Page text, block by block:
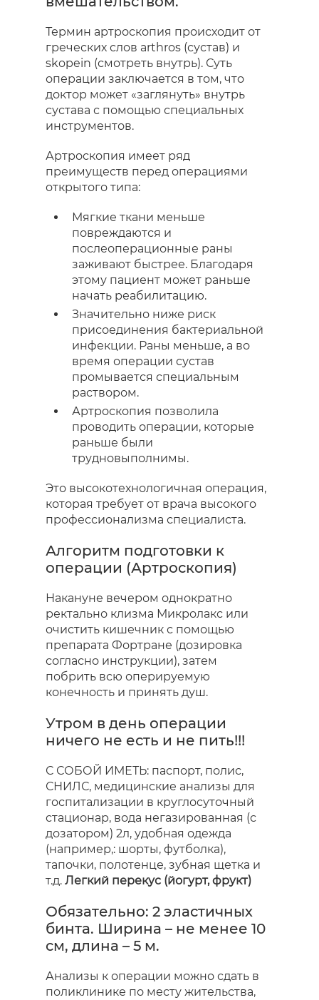
Термин артроскопия происходит от
греческих слов arthros (сустав) и
skopein (смотреть внутрь). Суть
операции заключается в том, что
доктор может «заглянуть» внутрь
сустава с помощью специальных
инструментов.
Артроскопия имеет ряд
преимуществ перед операциями
открытого типа:
Мягкие ткани меньше
повреждаются и
послеоперационные раны
заживают быстрее. Благодаря
этому пациент может раньше
начать реабилитацию.
Значительно ниже риск
присоединения бактериальной
инфекции. Раны меньше, а во
время операции сустав
промывается специальным
раствором.
Артроскопия позволила
проводить операции, которые
раньше были
трудновыполнимы.
Это высокотехнологичная операция,
которая требует от врача высокого
профессионализма специалиста.
Алгоритм подготовки к
операции (Артроскопия)
Накануне вечером однократно
ректально клизма Микролакс или
очистить кишечник с помощью
препарата Фортране (дозировка
согласно инструкции), затем
побрить всю оперируемую
конечность и принять душ.
Утром в день операции
ничего не есть и не пить!!!
С СОБОЙ ИМЕТЬ: паспорт, полис,
СНИЛС, медицинские анализы для
госпитализации в круглосуточный
стационар, вода негазированная (с
дозатором) 2л, удобная одежда
(например,: шорты, футболка),
тапочки, полотенце, зубная щетка и
т.д. Легкий перекус (йогурт, фрукт)
Обязательно: 2 эластичных
бинта. Ширина – не менее 10
см, длина – 5 м.
Анализы к операции можно сдать в
поликлинике по месту жительства,